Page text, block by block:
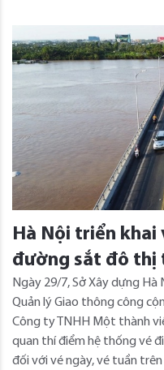
Hà Nội triển
đường sắt đô thị
Ngày 29/7, Sở Xây dựng
Quản lý Giao thông công
Công ty TNHH Một thành
quan thí điểm hệ thống vé
đối với vé ngày, vé tuần